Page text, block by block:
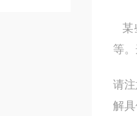
某
等
请
解